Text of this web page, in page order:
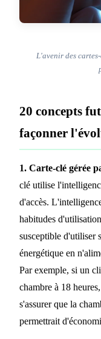
L'avenir des
20 concepts
façonner
1. Carte-clé gérée
clé utilise
d'accès.
habitudes
susceptible d'utiliser
énergétique en
Par exemple, si un
chambre à 18
s'assurer que la
permettrait